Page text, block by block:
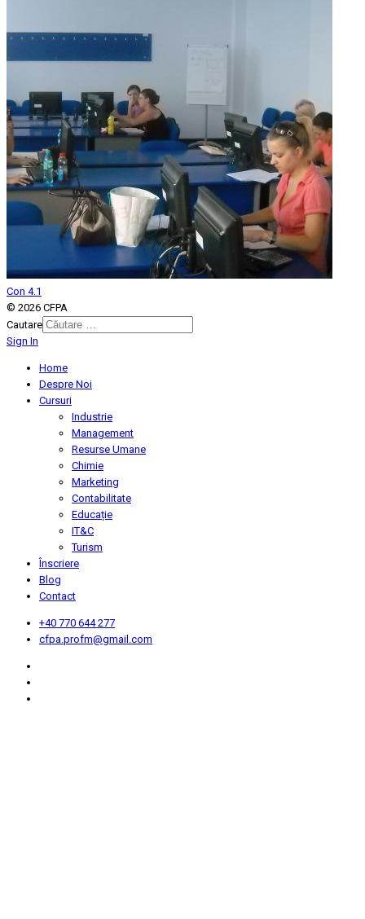
Con 4.1
© 2026 CFPA
Cautare
Sign In
Home
Despre Noi
Cursuri
Industrie
Management
Resurse Umane
Chimie
Marketing
Contabilitate
Educație
IT&C
Turism
Înscriere
Blog
Contact
+40 770 644 277
cfpa.profm@gmail.com